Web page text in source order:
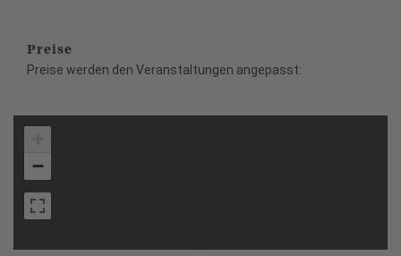
Preise
Preise werden den Veranstaltungen angepasst:
−